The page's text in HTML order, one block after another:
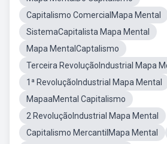
Capitalismo ComercialMapa Mental
SistemaCapitalista Mapa Mental
Mapa MentalCaptalismo
Terceira RevoluçãoIndustrial Mapa
1ª RevoluçãoIndustrial Mapa Mental
MapaaMental Capitalismo
2 RevoluçãoIndustrial Mapa Mental
Capitalismo MercantilMapa Mental